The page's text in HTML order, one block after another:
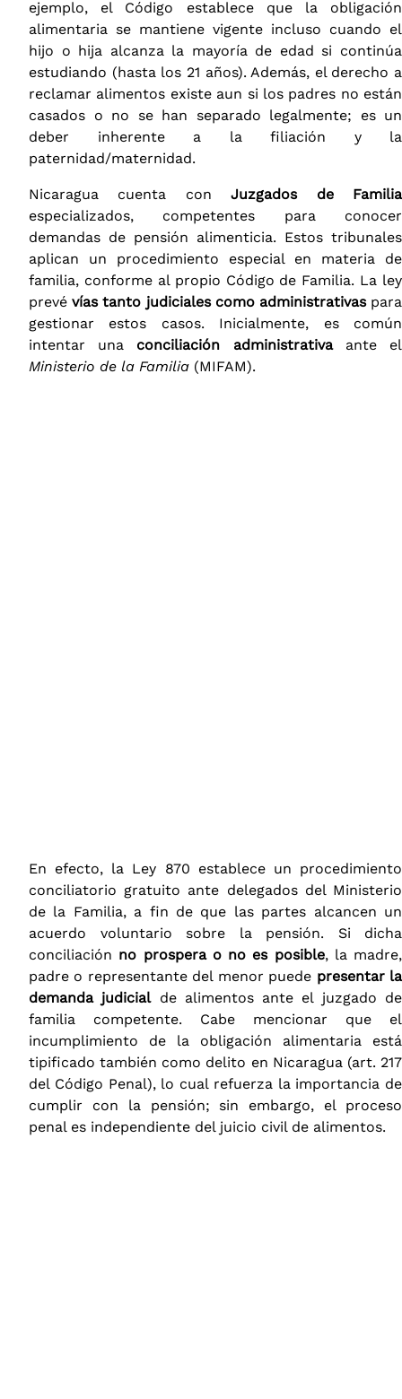
ejemplo, el Código establece que la obligación
alimentaria se mantiene vigente incluso cuando el
hijo o hija alcanza la mayoría de edad si continúa
estudiando (hasta los 21 años)​. Además, el derecho a
reclamar alimentos existe aun si los padres no están
casados o no se han separado legalmente​; es un
deber inherente a la filiación y la
paternidad/maternidad.
Nicaragua cuenta conJuzgados de Familia
especializados, competentes para conocer
demandas de pensión alimenticia. Estos tribunales
aplican un procedimiento especial en materia de
familia, conforme al propio Código de Familia. La ley
prevévías tanto judiciales como administrativaspara
gestionar estos casos. Inicialmente, es común
intentar una conciliación administrativaante el
Ministerio de la Familia (MIFAM)​.
En efecto, la Ley 870 establece un procedimiento
conciliatorio gratuito ante delegados del Ministerio
de la Familia, a fin de que las partes alcancen un
acuerdo voluntario sobre la pensión. Si dicha
conciliación no prospera o no es posible, la madre,
padre o representante del menor puede presentar la
demanda judicialde alimentos ante el juzgado de
familia competente. Cabe mencionar que el
incumplimiento de la obligación alimentaria está
tipificado también como delito en Nicaragua (art. 217
del Código Penal), lo cual refuerza la importancia de
cumplir con la pensión; sin embargo, el proceso
penal es independiente del juicio civil de alimentos.